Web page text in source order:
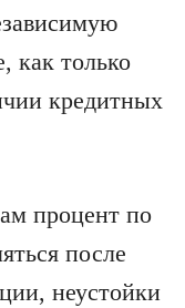
как только
кредитных
процент по
после
неустойки